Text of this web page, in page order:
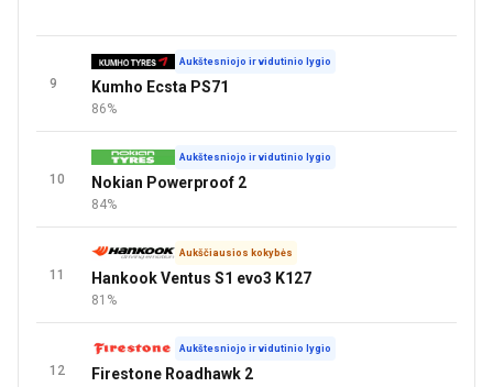
9
Aukštesniojo ir vidutinio lygio
Kumho Ecsta PS71
86%
10
Aukštesniojo ir vidutinio lygio
Nokian Powerproof 2
84%
11
Aukščiausios kokybės
Hankook Ventus S1 evo3 K127
81%
12
Aukštesniojo ir vidutinio lygio
Firestone Roadhawk 2